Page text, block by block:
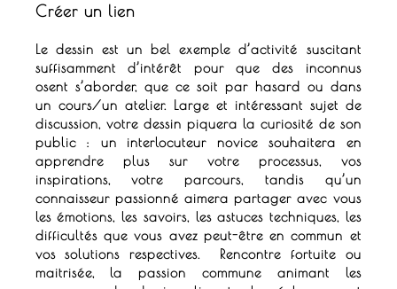
Créer un lien
Le dessin est un bel exemple d’activité suscitant
suffisamment d’intérêt pour que des inconnus
osent s’aborder, que ce soit par hasard ou dans
un cours/un atelier. Large et intéressant sujet de
discussion, votre dessin piquera la curiosité de son
public : un interlocuteur novice souhaitera en
apprendre plus sur votre processus, vos
inspirations, votre parcours, tandis qu’un
connaisseur passionné aimera partager avec vous
les émotions, les savoirs, les astuces techniques, les
difficultés que vous avez peut-être en commun et
vos solutions respectives.
Rencontre fortuite ou
maitrisée, la passion commune animant les